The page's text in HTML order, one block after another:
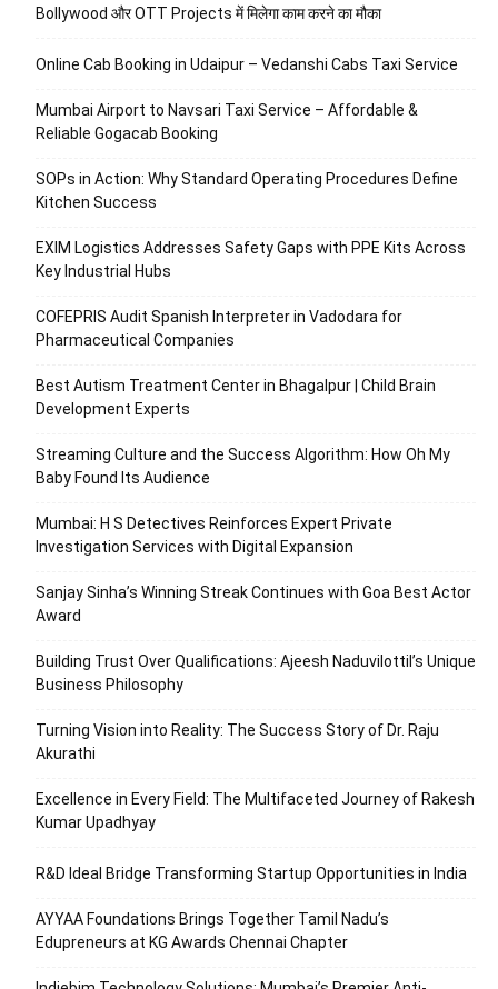
Bollywood और OTT Projects में मिलेगा काम करने का मौका
Online Cab Booking in Udaipur – Vedanshi Cabs Taxi Service
Mumbai Airport to Navsari Taxi Service – Affordable &
Reliable Gogacab Booking
SOPs in Action: Why Standard Operating Procedures Define
Kitchen Success
EXIM Logistics Addresses Safety Gaps with PPE Kits Across
Key Industrial Hubs
COFEPRIS Audit Spanish Interpreter in Vadodara for
Pharmaceutical Companies
Best Autism Treatment Center in Bhagalpur | Child Brain
Development Experts
Streaming Culture and the Success Algorithm: How Oh My
Baby Found Its Audience
Mumbai: H S Detectives Reinforces Expert Private
Investigation Services with Digital Expansion
Sanjay Sinha’s Winning Streak Continues with Goa Best Actor
Award
Building Trust Over Qualifications: Ajeesh Naduvilottil’s Unique
Business Philosophy
Turning Vision into Reality: The Success Story of Dr. Raju
Akurathi
Excellence in Every Field: The Multifaceted Journey of Rakesh
Kumar Upadhyay
R&D Ideal Bridge Transforming Startup Opportunities in India
AYYAA Foundations Brings Together Tamil Nadu’s
Edupreneurs at KG Awards Chennai Chapter